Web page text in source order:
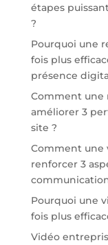
étapes
?
Pourquoi une
fois plus
présence
Comment une
améliorer 3
site ?
Comment une
renforcer 3
Pourquoi une
fois plus
Vidéo